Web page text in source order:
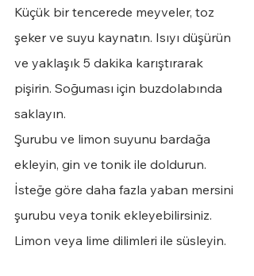
Küçük bir tencerede meyveler, toz
şeker ve suyu kaynatın. Isıyı düşürün
ve yaklaşık 5 dakika karıştırarak
pişirin. Soğuması için buzdolabında
saklayın.
Şurubu ve limon suyunu bardağa
ekleyin, gin ve tonik ile doldurun.
İsteğe göre daha fazla yaban mersini
şurubu veya tonik ekleyebilirsiniz.
Limon veya lime dilimleri ile süsleyin.